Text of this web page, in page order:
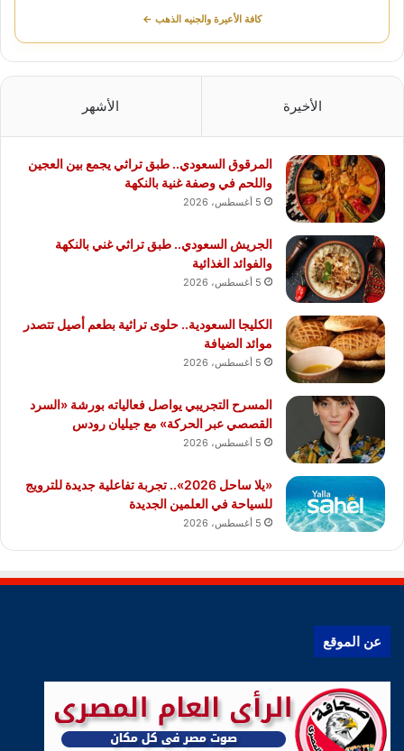
كافة الأعيرة والجنيه الذهب ←
الأخيرة الأشهر
المرقوق السعودي.. طبق تراثي يجمع بين العجين
واللحم في وصفة غنية بالنكهة
5 أغسطس، 2026
الجريش السعودي.. طبق تراثي غني بالنكهة
والفوائد الغذائية
5 أغسطس، 2026
الكليجا السعودية.. حلوى تراثية بطعم أصيل تتصدر
موائد الضيافة
5 أغسطس، 2026
المسرح التجريبي يواصل فعالياته بورشة «السرد
القصصي عبر الحركة» مع جيليان رودس
5 أغسطس، 2026
«يلا ساحل 2026».. تجربة تفاعلية جديدة للترويج
للسياحة في العلمين الجديدة
5 أغسطس، 2026
عن الموقع